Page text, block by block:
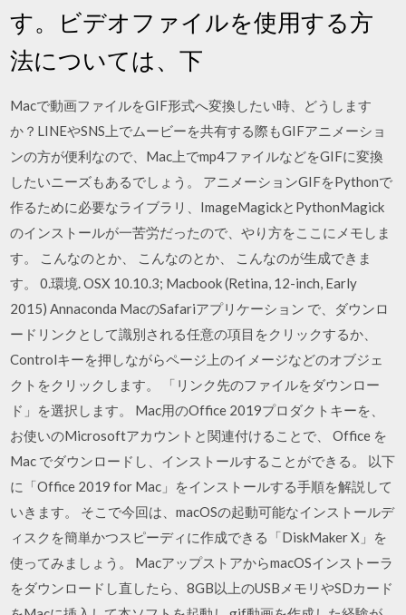
す。ビデオファイルを使用する方
法については、下
Macで動画ファイルをGIF形式へ変換したい時、どうします
か？LINEやSNS上でムービーを共有する際もGIFアニメーショ
ンの方が便利なので、Mac上でmp4ファイルなどをGIFに変換
したいニーズもあるでしょう。 アニメーションGIFをPythonで
作るために必要なライブラリ、ImageMagickとPythonMagick
のインストールが一苦労だったので、やり方をここにメモしま
す。 こんなのとか、 こんなのとか、 こんなのが生成できま
す。 0.環境. OSX 10.10.3; Macbook (Retina, 12-inch, Early
2015) Annaconda MacのSafariアプリケーション で、ダウンロ
ードリンクとして識別される任意の項目をクリックするか、
Controlキーを押しながらページ上のイメージなどのオブジェ
クトをクリックします。 「リンク先のファイルをダウンロー
ド」を選択します。 Mac用のOffice 2019プロダクトキーを、
お使いのMicrosoftアカウントと関連付けることで、 Office を
Mac でダウンロードし、インストールすることができる。 以下
に「Office 2019 for Mac」をインストールする手順を解説して
いきます。 そこで今回は、macOSの起動可能なインストールデ
ィスクを簡単かつスピーディに作成できる「DiskMaker X」を
使ってみましょう。 MacアップストアからmacOSインストーラ
をダウンロードし直したら、8GB以上のUSBメモリやSDカード